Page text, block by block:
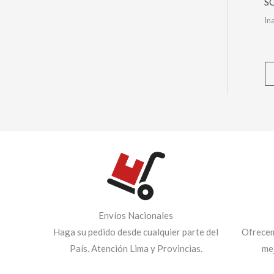
Envíos Nacionales
Haga su pedido desde cualquier parte del
País. Atención Lima y Provincias.